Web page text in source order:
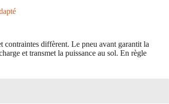
contraintes diffèrent. Le pneu avant garantit la
et transmet la puissance au sol. En règle